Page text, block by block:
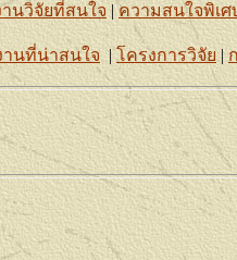
านวิจัยที่สนใจ |ความสนใจพิเศ
านที่น่าสนใจ|โครงการวิจัย |